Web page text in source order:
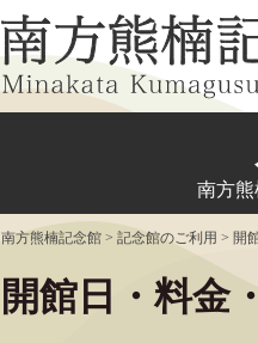
南方熊
南方熊楠記念館 > 記念館のご利用 > 開
開館日・料金